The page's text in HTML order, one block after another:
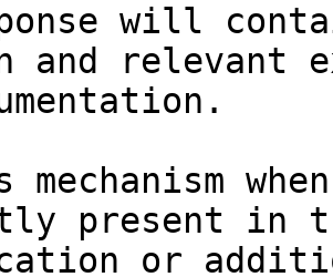
will
and relevant
mechanism
present in
or